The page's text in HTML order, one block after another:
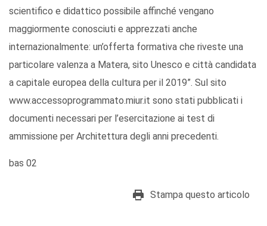
scientifico e didattico possibile affinché vengano
maggiormente conosciuti e apprezzati anche
internazionalmente: un’offerta formativa che riveste una
particolare valenza a Matera, sito Unesco e città candidata
a capitale europea della cultura per il 2019”. Sul sito
www.accessoprogrammato.miur.it sono stati pubblicati i
documenti necessari per l’esercitazione ai test di
ammissione per Architettura degli anni precedenti.
bas 02
Stampa questo articolo